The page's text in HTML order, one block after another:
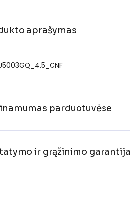
aprašymas
parduotuvėse
ir grąžinimo garantija